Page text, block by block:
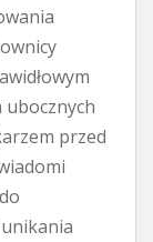
przed